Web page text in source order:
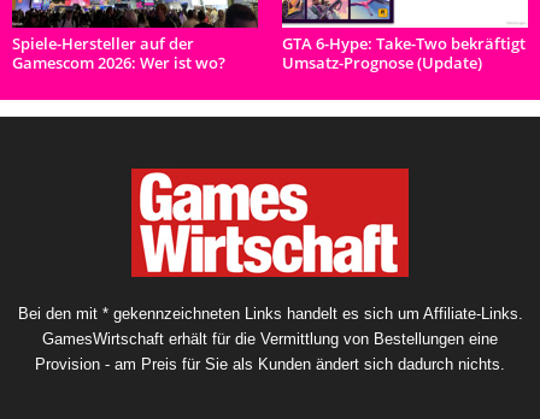
Spiele-Hersteller auf der
Gamescom 2026: Wer ist wo?
GTA 6-Hype: Take-Two bekräftigt
Umsatz-Prognose (Update)
Bei den mit * gekennzeichneten Links handelt es sich um Affiliate-Links.
GamesWirtschaft erhält für die Vermittlung von Bestellungen eine
Provision - am Preis für Sie als Kunden ändert sich dadurch nichts.